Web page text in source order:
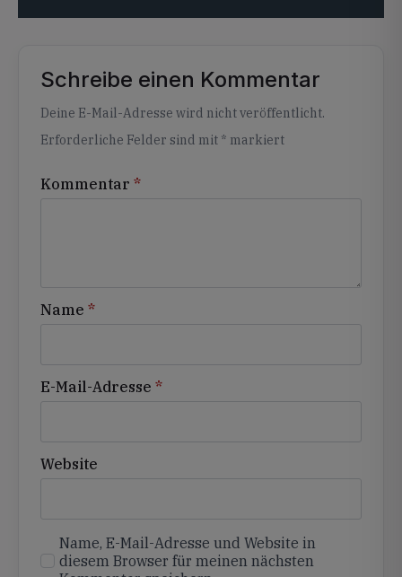
Schreibe einen Kommentar
Deine E-Mail-Adresse wird nicht veröffentlicht.
Erforderliche Felder sind mit * markiert
Kommentar *
Name *
E-Mail-Adresse *
Website
Name, E-Mail-Adresse und Website in
diesem Browser für meinen nächsten
Alternative: